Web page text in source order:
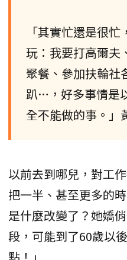
「其實忙還是很
玩：我要打高爾夫
聚餐、參加扶輪社
趴…，好多事情是
全不能做的事。」
以前去到哪兒，對工
把一半、甚至更多的
是什麼改變了？她嬌
段，可能到了60歲以